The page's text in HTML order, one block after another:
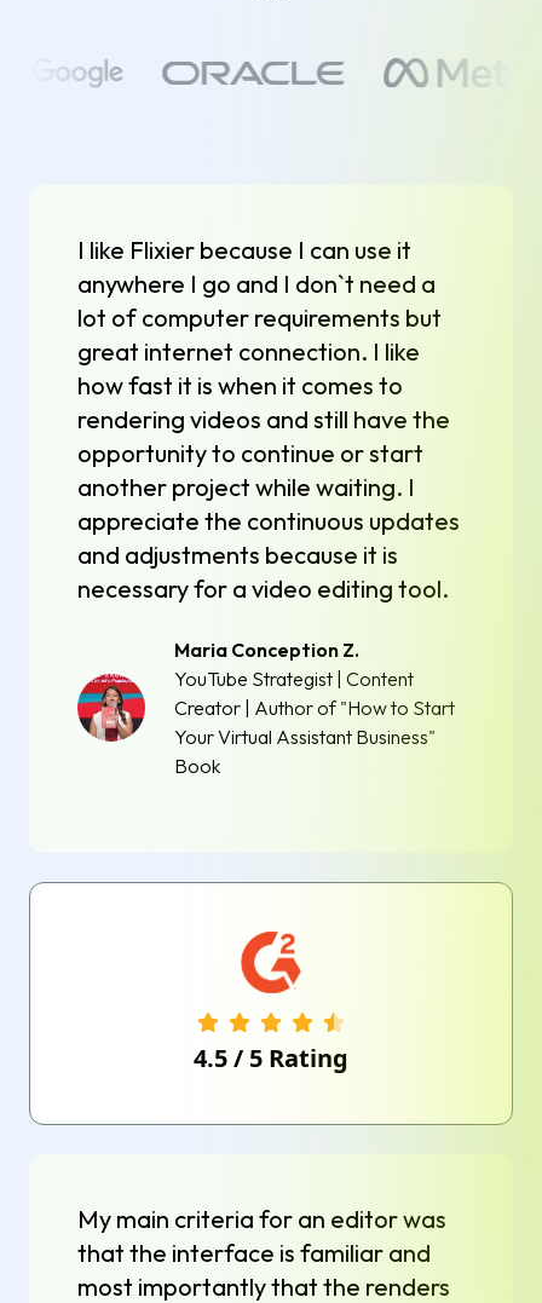
I like Flixier because I can use it
anywhere I go and I don`t need a
lot of computer requirements but
great internet connection. I like
how fast it is when it comes to
rendering videos and still have the
opportunity to continue or start
another project while waiting. I
appreciate the continuous updates
and adjustments because it is
necessary for a video editing tool.
Maria Conception Z.
YouTube Strategist | Content
Creator | Author of "How to Start
Your Virtual Assistant Business"
Book
4.5/ 5 Rating
My main criteria for an editor was
that the interface is familiar and
most importantly that the renders